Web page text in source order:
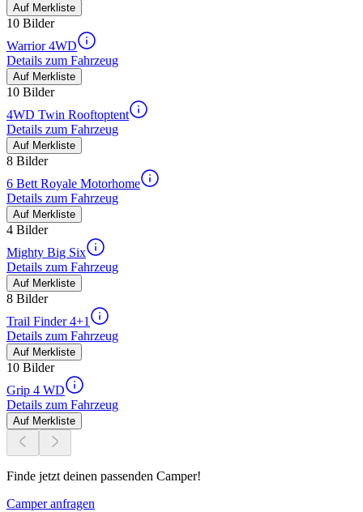
Auf Merkliste
10 Bilder
Warrior 4WD
Details zum Fahrzeug
Auf Merkliste
10 Bilder
4WD Twin Rooftoptent
Details zum Fahrzeug
Auf Merkliste
8 Bilder
6 Bett Royale Motorhome
Details zum Fahrzeug
Auf Merkliste
4 Bilder
Mighty Big Six
Details zum Fahrzeug
Auf Merkliste
8 Bilder
Trail Finder 4+1
Details zum Fahrzeug
Auf Merkliste
10 Bilder
Grip 4 WD
Details zum Fahrzeug
Auf Merkliste
Finde jetzt deinen passenden Camper!
Camper anfragen